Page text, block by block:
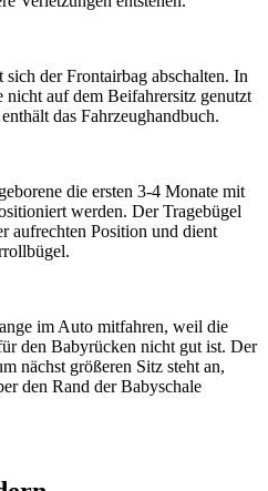
der Frontairbag abschalten. In
nicht auf dem Beifahrersitz genutzt
das Fahrzeughandbuch.
die ersten 3-4 Monate mit
werden. Der Tragebügel
aufrechten Position und dient
im Auto mitfahren, weil die
den Babyrücken nicht gut ist. Der
nächst größeren Sitz steht an,
den Rand der Babyschale